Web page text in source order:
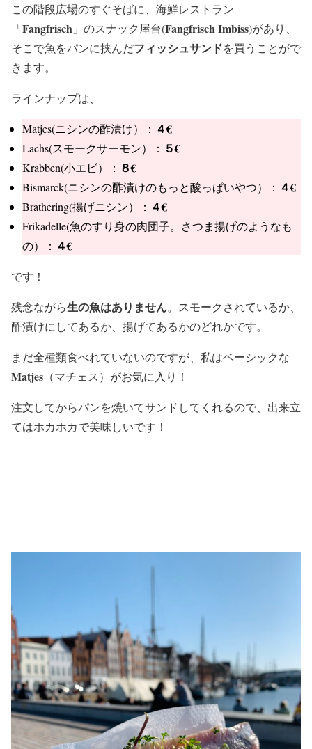
この階段広場のすぐそばに、海鮮レストラン
「Fangfrisch 」のスナック屋台(Fangfrisch Imbiss)があり、
そこで魚をパンに挟んだフィッシュサンドを買うことがで
きます。
ラインナップは、
Matjes(ニシンの酢漬け）： ４€
Lachs(スモークサーモン）： ５€
Krabben(小エビ）： ８€
Bismarck(ニシンの酢漬けのもっと酸っぱいやつ）： ４€
Brathering(揚げニシン）： ４€
Frikadelle(魚のすり身の肉団子。さつま揚げのようなも
の）： ４€
です！
残念ながら生の魚はありません。スモークされているか、
酢漬けにしてあるか、揚げてあるかのどれかです。
まだ全種類食べれていないのですが、私はベーシックな
Matjes （マチェス）がお気に入り！
注文してからパンを焼いてサンドしてくれるので、出来立
てはホカホカで美味しいです！